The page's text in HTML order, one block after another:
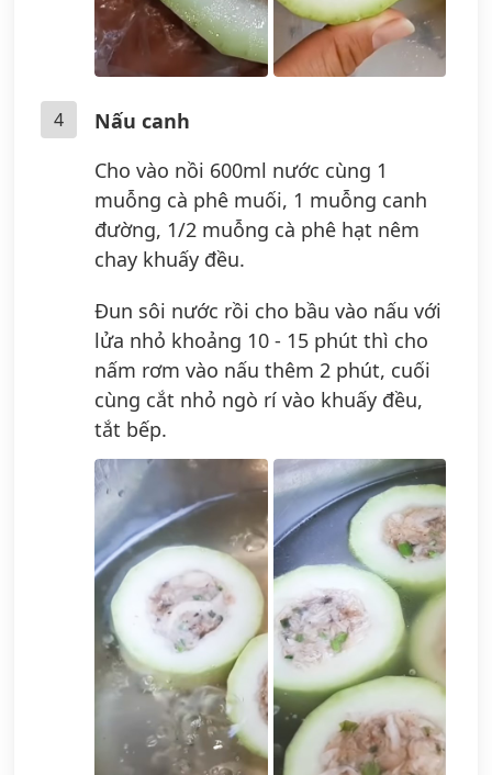
4
Nấu canh
Cho vào nồi 600ml nước cùng 1
muỗng cà phê muối, 1 muỗng canh
đường, 1/2 muỗng cà phê hạt nêm
chay khuấy đều.
Đun sôi nước rồi cho bầu vào nấu với
lửa nhỏ khoảng 10 - 15 phút thì cho
nấm rơm vào nấu thêm 2 phút, cuối
cùng cắt nhỏ ngò rí vào khuấy đều,
tắt bếp.